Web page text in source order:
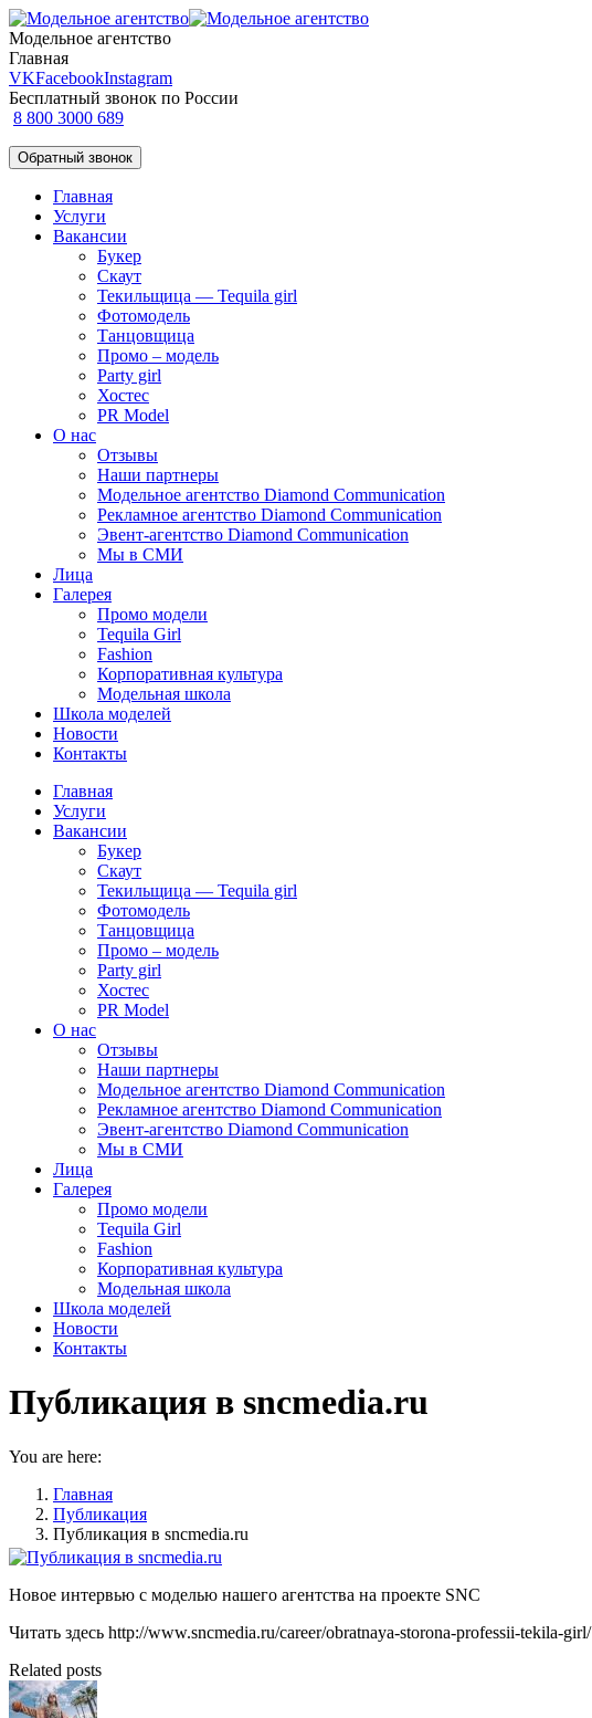
Модельное агентство
Главная
VKFacebookInstagram
Бесплатный звонок по России
8 800 3000 689
Обратный звонок
Главная
Услуги
Вакансии
Букер
Скаут
Текильщица — Tequila girl
Фотомодель
Танцовщица
Промо – модель
Party girl
Хостес
PR Model
О нас
Отзывы
Наши партнеры
Модельное агентство Diamond Communication
Рекламное агентство Diamond Communication
Эвент-агентство Diamond Communication
Мы в СМИ
Лица
Галерея
Промо модели
Tequila Girl
Fashion
Корпоративная культура
Модельная школа
Школа моделей
Новости
Контакты
Главная
Услуги
Вакансии
Букер
Скаут
Текильщица — Tequila girl
Фотомодель
Танцовщица
Промо – модель
Party girl
Хостес
PR Model
О нас
Отзывы
Наши партнеры
Модельное агентство Diamond Communication
Рекламное агентство Diamond Communication
Эвент-агентство Diamond Communication
Мы в СМИ
Лица
Галерея
Промо модели
Tequila Girl
Fashion
Корпоративная культура
Модельная школа
Школа моделей
Новости
Контакты
Публикация в sncmedia.ru
You are here:
Главная
Публикация
Публикация в sncmedia.ru
Новое интервью с моделью нашего агентства на проекте SNC
Читать здесь http://www.sncmedia.ru/career/obratnaya-storona-professii-tekila-girl/
Related posts